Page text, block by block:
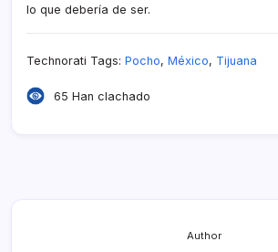
lo que deberí­a de ser.
Technorati Tags: Pocho, México, Tijuana
65 Han clachado
Author